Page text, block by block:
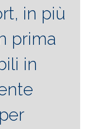
in più
prima
in